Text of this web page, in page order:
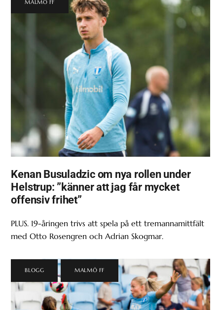
MALMÖ FF
Kenan Busuladzic om nya rollen under
Helstrup: ”känner att jag får mycket
offensiv frihet”
PLUS. 19-åringen trivs att spela på ett tremannamittfält
med Otto Rosengren och Adrian Skogmar.
BLOGG MALMÖ FF